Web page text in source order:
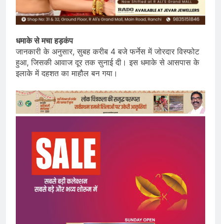
धमाके से मचा हड़कंप
जानकारी के अनुसार, सुबह करीब 4 बजे फर्नेस में जोरदार विस्फोट
हुआ, जिसकी आवाज दूर तक सुनाई दी। इस धमाके से आसपास के
इलाके में दहशत का माहौल बन गया।